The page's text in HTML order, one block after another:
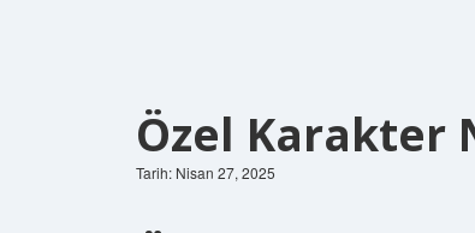
Özel Karakter
Tarih: Nisan 27, 2025